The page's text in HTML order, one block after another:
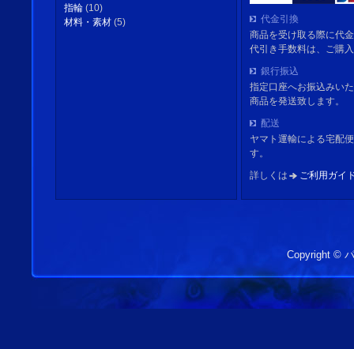
指輪 (10)
材料・素材 (5)
代金引換
商品を受け取る際に代
代引き手数料は、ご購
銀行振込
指定口座へお振込みい
商品を発送致します。
配送
ヤマト運輸による宅配
す。
詳しくは
ご利用ガイ
Copyright ©